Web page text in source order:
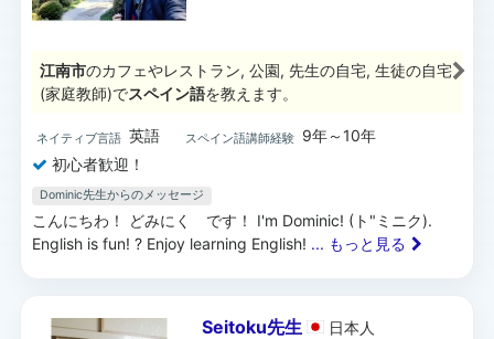
江南市のカフェやレストラン, 公園, 先生の自宅, 生徒の自宅
(家庭教師)でスペイン語を教えます。
ネイティブ言語 英語 スペイン語講師経験
9年～10年
初心者歓迎！
Dominic先生からのメッセージ
こんにちわ！ どみにく です！ I'm Dominic! (ト"ミニク).
English is fun! ? Enjoy learning English! ... もっと見る
Seitoku先生 日本 人